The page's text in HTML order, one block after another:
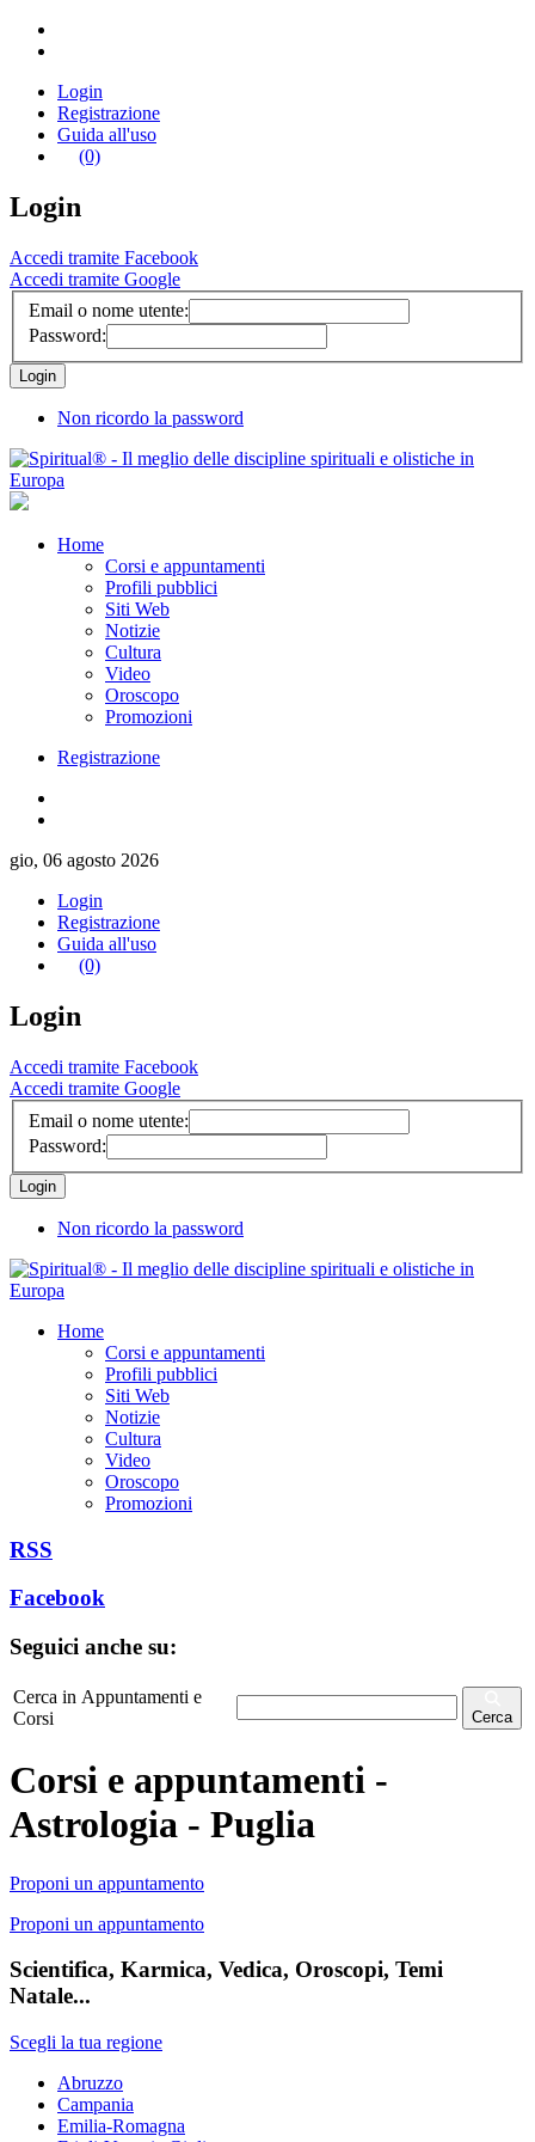
Login
Registrazione
Guida all'uso
(0)
Login
Accedi tramite Facebook
Accedi tramite Google
Email o nome utente:
Password:
Non ricordo la password
Home
Corsi e appuntamenti
Profili pubblici
Siti Web
Notizie
Cultura
Video
Oroscopo
Promozioni
Registrazione
gio, 06 agosto 2026
Login
Registrazione
Guida all'uso
(0)
Login
Accedi tramite Facebook
Accedi tramite Google
Email o nome utente:
Password:
Non ricordo la password
Home
Corsi e appuntamenti
Profili pubblici
Siti Web
Notizie
Cultura
Video
Oroscopo
Promozioni
RSS
Facebook
Seguici anche su:
Cerca in Appuntamenti e
Corsi
Cerca
Corsi e appuntamenti -
Astrologia - Puglia
Proponi un appuntamento
Proponi un appuntamento
Scientifica, Karmica, Vedica, Oroscopi, Temi
Natale...
Scegli la tua regione
Abruzzo
Campania
Emilia-Romagna